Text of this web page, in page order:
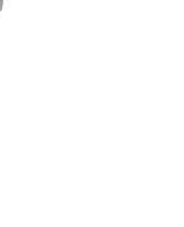
2,2W, IP20, 9
600ММ, 3W, 12V,